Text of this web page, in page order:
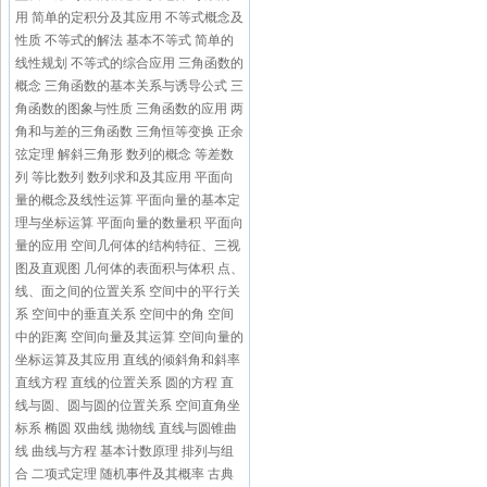
用 简单的定积分及其应用 不等式概念及
性质 不等式的解法 基本不等式 简单的
线性规划 不等式的综合应用 三角函数的
概念 三角函数的基本关系与诱导公式 三
角函数的图象与性质 三角函数的应用 两
角和与差的三角函数 三角恒等变换 正余
弦定理 解斜三角形 数列的概念 等差数
列 等比数列 数列求和及其应用 平面向
量的概念及线性运算 平面向量的基本定
理与坐标运算 平面向量的数量积 平面向
量的应用 空间几何体的结构特征、三视
图及直观图 几何体的表面积与体积 点、
线、面之间的位置关系 空间中的平行关
系 空间中的垂直关系 空间中的角 空间
中的距离 空间向量及其运算 空间向量的
坐标运算及其应用 直线的倾斜角和斜率
直线方程 直线的位置关系 圆的方程 直
线与圆、圆与圆的位置关系 空间直角坐
标系 椭圆 双曲线 抛物线 直线与圆锥曲
线 曲线与方程 基本计数原理 排列与组
合 二项式定理 随机事件及其概率 古典